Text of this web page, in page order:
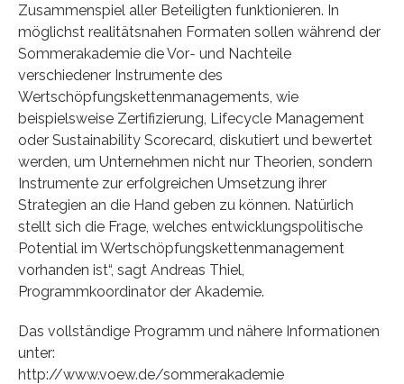
Zusammenspiel aller Beteiligten funktionieren. In
möglichst realitätsnahen Formaten sollen während der
Sommerakademie die Vor‐ und Nachteile
verschiedener Instrumente des
Wertschöpfungskettenmanagements, wie
beispielsweise Zertifizierung, Lifecycle Management
oder Sustainability Scorecard, diskutiert und bewertet
werden, um Unternehmen nicht nur Theorien, sondern
Instrumente zur erfolgreichen Umsetzung ihrer
Strategien an die Hand geben zu können. Natürlich
stellt sich die Frage, welches entwicklungspolitische
Potential im Wertschöpfungskettenmanagement
vorhanden ist“, sagt Andreas Thiel,
Programmkoordinator der Akademie.
Das vollständige Programm und nähere Informationen
unter:
http://www.voew.de/sommerakademie